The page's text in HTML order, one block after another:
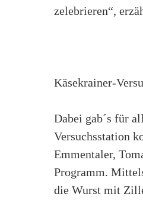
zelebrieren“,
Käsekrainer-
Dabei gab´s für
Versuchsstation
Emmentaler,
Programm.
die Wurst mit